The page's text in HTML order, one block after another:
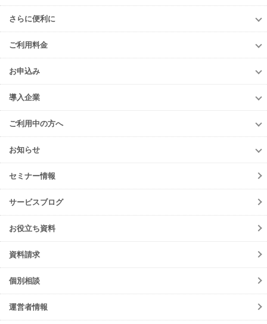
知る！産廃管理
初級編
中級編
上級編
さらに便利に
さらに便利に
TansoMiru産廃
多量排出行政報告支援サービス
再生資源利用促進支援サービス
er-contract
遠隔承認モデル
JWNETデータ取込機能
パッケージソフト
ご利用料金
ご利用料金
排出事業者様
収集運搬・
お申込み
お申込み
e-reverse.com
TansoMiru産廃
多量排出行政報告支援サービス
er-contract
再生資源利用促進支援サービス
導入企業
導入企業
収集運搬業者・
排出事業者一覧
導入事例一覧
ご利用中の方へ
ご利用中の方へ
各種お手続き
ご登録情報変更
初期設定方法
動作環境
会員規約
サービスの可用性とセキュリティ
よくあるご質問
注意事項
お知らせ
お知らせ
ニュースリリース
メンテナンス
障害情報
機能リリース
イベント
セミナー情報
サービスブログ
お役立ち資料
資料請求
個別相談
運営者情報